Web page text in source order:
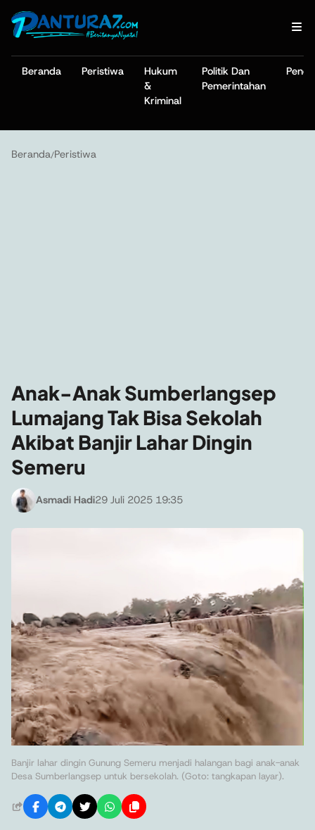
Beranda Peristiwa
Hukum
&
Kriminal
Politik Dan
Pemerintahan
Beranda/Peristiwa
Anak-Anak Sumberlangsep
Lumajang Tak Bisa Sekolah
Akibat Banjir Lahar Dingin
Semeru
Asmadi Hadi29 Juli 2025 19:35
Banjir lahar dingin Gunung Semeru menjadi halangan bagi anak-anak
Desa Sumberlangsep untuk bersekolah. (Goto: tangkapan layar).